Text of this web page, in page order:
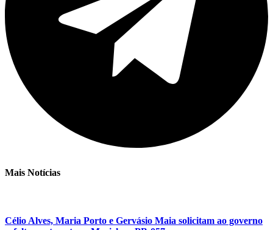
Mais Notícias
Célio Alves, Maria Porto e Gervásio Maia solicitam ao governo